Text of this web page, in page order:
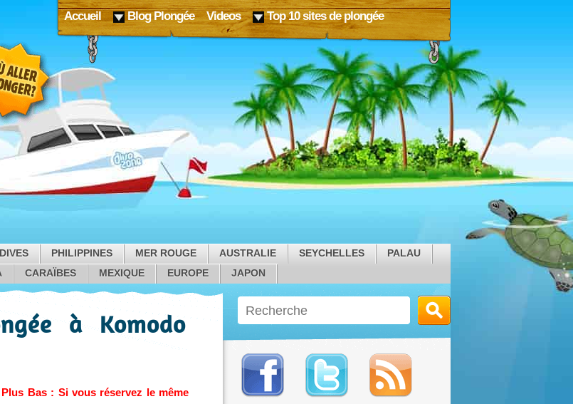
Accueil Blog Plongée Videos Top 10 sites de plongée
PHILIPPINES MER ROUGE AUSTRALIE SEYCHELLES
PALAU
CARAÏBES MEXIQUE EUROPE JAPON
à Komodo
Bas : Si vous réservez le même